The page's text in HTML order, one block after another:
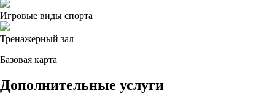
Игровые виды спорта
Тренажерный зал
Базовая карта
Дополнительные услуги